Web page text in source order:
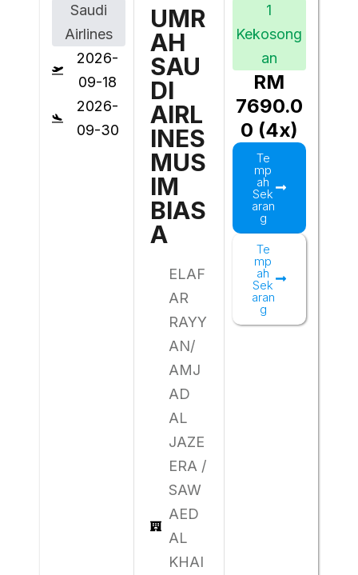
Saudi
Airlines
2026-
09-18
2026-
09-30
UMR
AH
SAU
DI
AIRL
INES
MUS
IM
BIAS
A
ELAF
AR
RAYY
AN/
AMJ
AD
AL
JAZE
ERA /
SAW
AED
AL
KHAI
1
Kekosong
an
RM
7690.0
0 (4x)
Te
mp
ah
Sek
aran
g
Te
mp
ah
Sek
aran
g